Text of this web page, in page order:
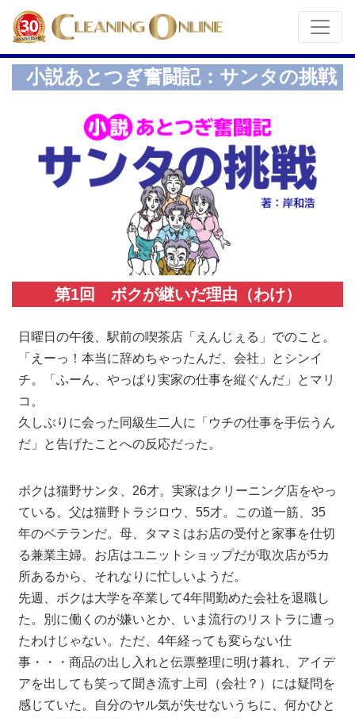
小説あとつぎ奮闘記：サンタの挑戦
第1回 ボクが継いだ理由（わけ）
日曜日の午後、駅前の喫茶店「えんじぇる」でのこと。
「えーっ！本当に辞めちゃったんだ、会社」とシンイ
チ。「ふーん、やっぱり実家の仕事を縦ぐんだ」とマリ
コ。
久しぶりに会った同級生二人に「ウチの仕事を手伝うん
だ」と告げたことへの反応だった。
ボクは猫野サンタ、26才。実家はクリーニング店をやっ
ている。父は猫野トラジロウ、55才。この道一筋、35
年のベテランだ。母、タマミはお店の受付と家事を仕切
る兼業主婦。お店はユニットショップだが取次店が5カ
所あるから、それなりに忙しいようだ。
先週、ボクは大学を卒業して4年間勤めた会社を退職し
た。別に働くのが嫌いとか、いま流行のリストラに遭っ
たわけじゃない。ただ、4年経っても変らない仕
事・・・商品の出し入れと伝票整理に明け暮れ、アイデ
アを出しても笑って聞き流す上司（会社？）には疑問を
感じていた。自分のヤル気が失せないうちに、何かひと